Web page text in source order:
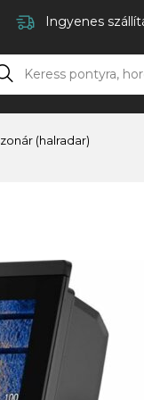
Ingyenes
(halradar)